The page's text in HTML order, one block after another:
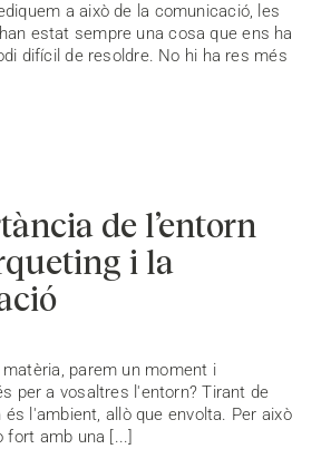
a això de la comunicació, les
estat sempre una cosa que ens ha
difícil de resoldre. No hi ha res més
de l’entorn
i la
parem un moment i
per a vosaltres l'entorn? Tirant de
l'ambient, allò que envolta. Per això
fort amb una [...]